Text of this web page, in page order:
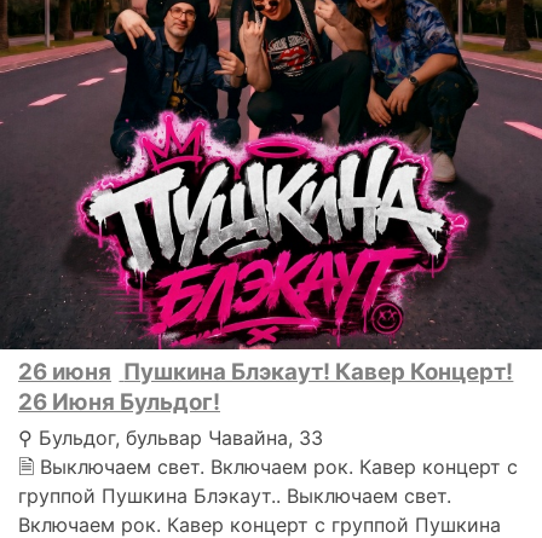
26 июня Пушкина Блэкаут! Кавер Концерт!
26 Июня Бульдог!
⚲ Бульдог, бульвар Чавайна, 33
🗎 Выключаем свет. Включаем рок. Кавер концерт с
группой Пушкина Блэкаут.. Выключаем свет.
Включаем рок. Кавер концерт с группой Пушкина